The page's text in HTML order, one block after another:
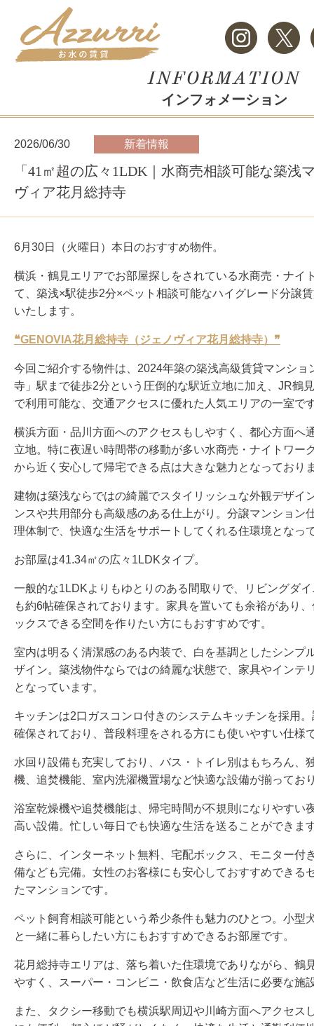
インフォメーション
2026/06/30 新着情報
「41㎡超の広々1LDK｜水商売相談可能な築浅
ヴィア花月総持寺
6月30日（火曜日）本日のおすすめ物件。
横浜・鶴見エリアでお部屋探しをされている水商売・ナイ
て、築浅×駅徒歩2分×ペット相談可能なハイグレード分譲
いたします。
❝GENOVIA花月総持寺（ジェノヴィア花月総持寺） ❞
今回ご紹介する物件は、2024年築の築浅高級賃貸マンショ
寺」駅まで徒歩2分という圧倒的な駅近立地に加え、JR鶴
で利用可能な、交通アクセスに優れた人気エリアの一室で
横浜方面・品川方面へのアクセスもしやすく、都心方面へ
立地。特に夜遅い時間帯の移動が多い水商売・ナイトワー
から近く安心して帰宅できる点は大きな魅力となっており
建物は築浅ならではの綺麗でスタイリッシュな外観デザイ
ンスや共用部分も高級感のある仕上がり。分譲マンション
理体制で、快適な生活をサポートしてくれる住環境となっ
お部屋は41.34㎡の広々1LDKタイプ。
一般的な1LDKよりもゆとりのある間取りで、リビングダ
も約6帖確保されております。家具を置いても余裕があり
ックスできる空間を作りたい方にもおすすめです。
室内は明るく清潔感のある内装で、白を基調としたシンプ
ザイン。築浅物件ならではの綺麗な状態で、家具やインテ
となっています。
キッチンは2口ガスコンロ付きのシステムキッチンを採用
確保されており、普段料理をされる方にも使いやすい仕様
水回り設備も充実しており、バス・トイレ別はもちろん、
機、追焚機能、室内洗濯機置場など快適な設備が揃ってお
浴室乾燥機や追焚機能は、帰宅時間が不規則になりやすい
高い設備。忙しい毎日でも快適な生活を送ることができま
さらに、インターネット無料、宅配ボックス、モニター付
備なども完備。女性のお客様にも安心しておすすめできる
たマンションです。
ペット飼育相談可能という希少条件も魅力のひとつ。小型
と一緒に暮らしたい方にもおすすめできるお部屋です。
花月総持寺エリアは、落ち着いた住環境でありながら、鶴
やすく、スーパー・コンビニ・飲食店など生活に必要な施
また、タクシー移動でも横浜駅周辺や川崎方面へアクセス